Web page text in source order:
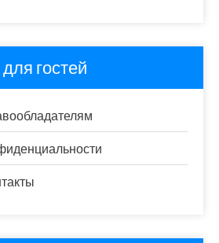
гостей